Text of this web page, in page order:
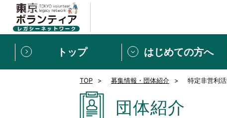
トップ はじめての方へ
新規登録 ボランティアを
募集情報
[個人] 体験談
ボランティアの広場
新着記事一覧
TOP 募集情報・団体紹介 特定非営利
団体紹介